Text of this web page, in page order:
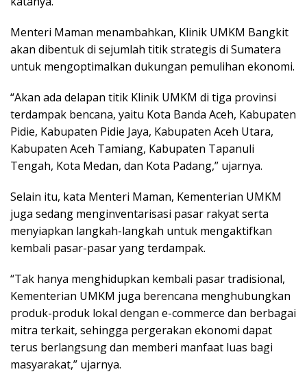
Menteri Maman menambahkan, Klinik UMKM Bangkit
akan dibentuk di sejumlah titik strategis di Sumatera
untuk mengoptimalkan dukungan pemulihan ekonomi.
“Akan ada delapan titik Klinik UMKM di tiga provinsi
terdampak bencana, yaitu Kota Banda Aceh, Kabupaten
Pidie, Kabupaten Pidie Jaya, Kabupaten Aceh Utara,
Kabupaten Aceh Tamiang, Kabupaten Tapanuli
Tengah, Kota Medan, dan Kota Padang,” ujarnya.
Selain itu, kata Menteri Maman, Kementerian UMKM
juga sedang menginventarisasi pasar rakyat serta
menyiapkan langkah-langkah untuk mengaktifkan
kembali pasar-pasar yang terdampak.
“Tak hanya menghidupkan kembali pasar tradisional,
Kementerian UMKM juga berencana menghubungkan
produk-produk lokal dengan e-commerce dan berbagai
mitra terkait, sehingga pergerakan ekonomi dapat
terus berlangsung dan memberi manfaat luas bagi
masyarakat,” ujarnya.